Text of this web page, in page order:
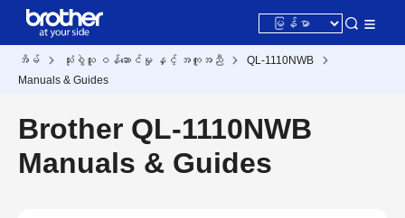
အိမ် သုံးစွဲသူ ဝန်ဆောင်မှု နှင့် အကူအညီ
QL-1110NWB
Manuals & Guides
Brother QL-1110NWB
Manuals & Guides